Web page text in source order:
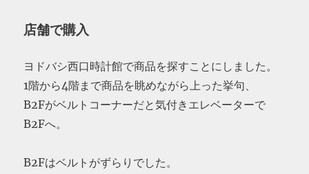
店舗で購入
ヨドバシ西口時計館で商品を探すことにしました。
1階から4階まで商品を眺めながら上った挙句、
B2Fがベルトコーナーだと気付きエレベーターで
B2Fへ。
B2Fはベルトがずらりでした。